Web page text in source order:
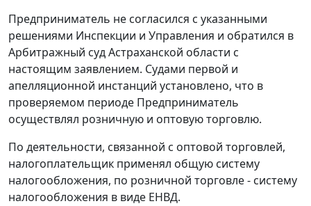
Предприниматель не согласился с указанными
решениями Инспекции и Управления и обратился в
Арбитражный суд Астраханской области с
настоящим заявлением. Судами первой и
апелляционной инстанций установлено, что в
проверяемом периоде Предприниматель
осуществлял розничную и оптовую торговлю.
По деятельности, связанной с оптовой торговлей,
налогоплательщик применял общую систему
налогообложения, по розничной торговле - систему
налогообложения в виде ЕНВД.